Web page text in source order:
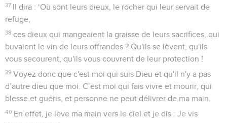
37 Il dira : ‘Où sont leurs dieux, le rocher qui leur servait de
refuge,
38 ces dieux qui mangeaient la graisse de leurs sacrifices, qui
buvaient le vin de leurs offrandes ? Qu'ils se lèvent, qu'ils
vous secourent, qu'ils vous couvrent de leur protection !
39 Voyez donc que c'est moi qui suis Dieu et qu'il n'y a pas
d’autre dieu que moi. C’est moi qui fais vivre et mourir, qui
blesse et guéris, et personne ne peut délivrer de ma main.
40 En effet, je lève ma main vers le ciel et je dis : Je vis